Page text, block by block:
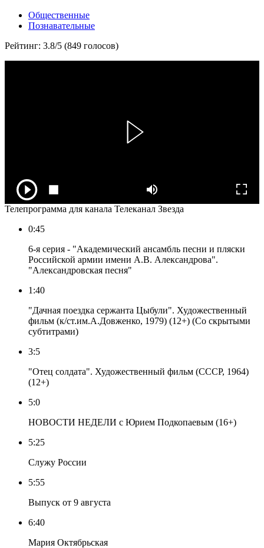
Общественные
Познавательные
Рейтинг: 3.8/5 (849 голосов)
Телепрограмма для канала Телеканал Звезда
0:45
6-я серия - "Академический ансамбль песни и пляски
Российской армии имени А.В. Александрова".
"Александровская песня"
1:40
"Дачная поездка сержанта Цыбули". Художественный
фильм (к/ст.им.А.Довженко, 1979) (12+) (Со скрытыми
субтитрами)
3:5
"Отец солдата". Художественный фильм (СССР, 1964)
(12+)
5:0
НОВОСТИ НЕДЕЛИ с Юрием Подкопаевым (16+)
5:25
Служу России
5:55
Выпуск от 9 августа
6:40
Мария Октябрьская